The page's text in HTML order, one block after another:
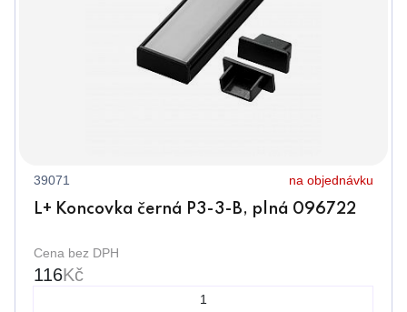
39071 na objednávku
L+ Koncovka černá P3-3-B, plná 096722
Cena bez DPH
116Kč